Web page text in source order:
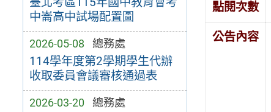
中崙高中試場配置圖
2026-05-08 總務處
114學年度第2學期學生代辦
收取委員會議審核通過表
2026-03-20 總務處
點閱次數
公告內容